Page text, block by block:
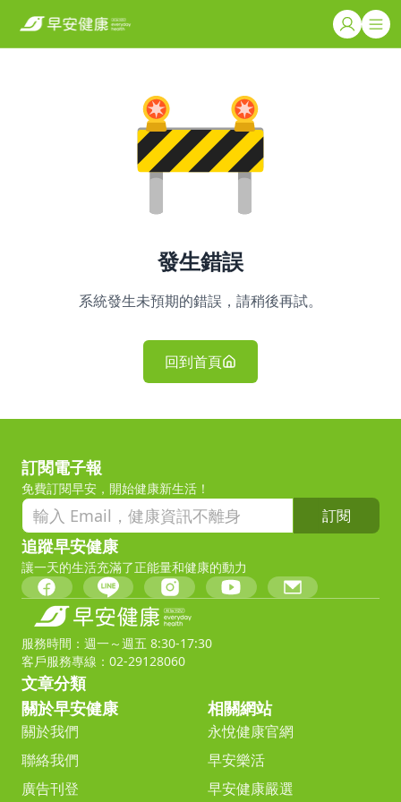
發生錯誤
系統發生未預期的錯誤，請稍後再試。
回到首頁
訂閱電子報
免費訂閱早安，開始健康新生活！
訂閱
追蹤早安健康
讓一天的生活充滿了正能量和健康的動力
服務時間：週一～週五 8:30-17:30
客戶服務專線：02-29128060
文章分類
關於早安健康
關於我們
聯絡我們
廣告刊登
相關網站
永悅健康官網
早安樂活
早安健康嚴選